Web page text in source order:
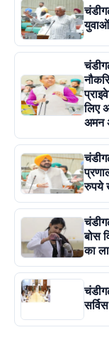
युवाओं
लिए
अमन
रुपये
बोस
का